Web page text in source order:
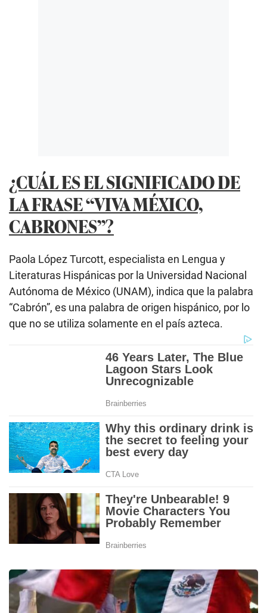
¿CUÁL ES EL SIGNIFICADO DE
LA FRASE “VIVA MÉXICO,
CABRONES”?
Paola López Turcott, especialista en Lengua y
Literaturas Hispánicas por la Universidad Nacional
Autónoma de México (UNAM), indica que la palabra
“Cabrón”, es una palabra de origen hispánico, por lo
que no se utiliza solamente en el país azteca.